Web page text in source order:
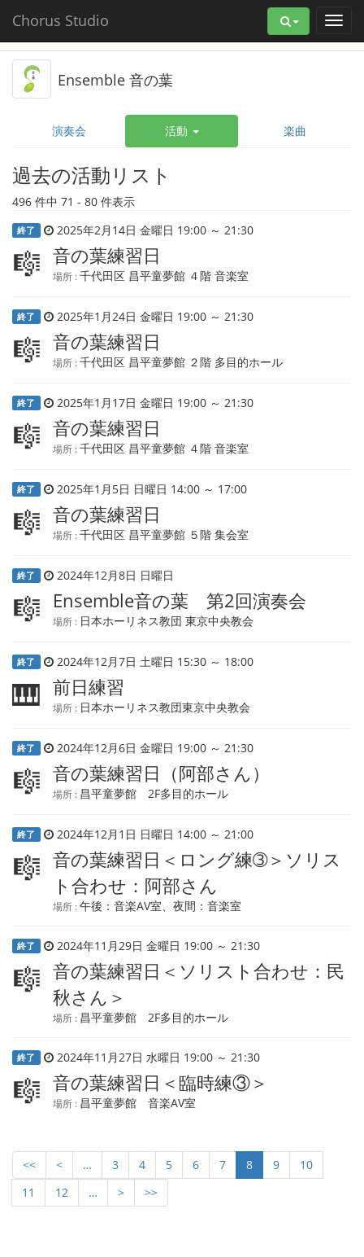
Chorus Studio
Ensemble 音の葉
演奏会 活動 楽曲
過去の活動リスト
496 件中 71 - 80 件表示
終了 2025年2月14日 金曜日 19:00 ～ 21:30
🎼 音の葉練習日
場所 :千代田区 昌平童夢館 ４階 音楽室
終了 2025年1月24日 金曜日 19:00 ～ 21:30
🎼 音の葉練習日
場所 :千代田区 昌平童夢館 ２階 多目的ホール
終了 2025年1月17日 金曜日 19:00 ～ 21:30
🎼 音の葉練習日
場所 :千代田区 昌平童夢館 ４階 音楽室
終了 2025年1月5日 日曜日 14:00 ～ 17:00
🎼 音の葉練習日
場所 :千代田区 昌平童夢館 ５階 集会室
終了 2024年12月8日 日曜日
🎼 Ensemble音の葉 第2回演奏会
場所 : 日本ホーリネス教団 東京中央教会
終了 2024年12月7日 土曜日 15:30 ～ 18:00
🎹 前日練習
場所 : 日本ホーリネス教団東京中央教会
終了 2024年12月6日 金曜日 19:00 ～ 21:30
🎼 音の葉練習日（阿部さん）
場所 : 昌平童夢館 2F多目的ホール
終了 2024年12月1日 日曜日 14:00 ～ 21:00
🎼 音の葉練習日＜ロング練➂＞ソリス
ト合わせ：阿部さん
場所 :午後：音楽AV室、夜間：音楽室
終了 2024年11月29日 金曜日 19:00 ～ 21:30
🎼 音の葉練習日＜ソリスト合わせ：民
秋さん＞
場所 : 昌平童夢館 2F多目的ホール
終了 2024年11月27日 水曜日 19:00 ～ 21:30
🎼 音の葉練習日＜臨時練③＞
場所 : 昌平童夢館 音楽AV室
<< < … 3 4 5 6 7 8 9
10
11
12 … > >>